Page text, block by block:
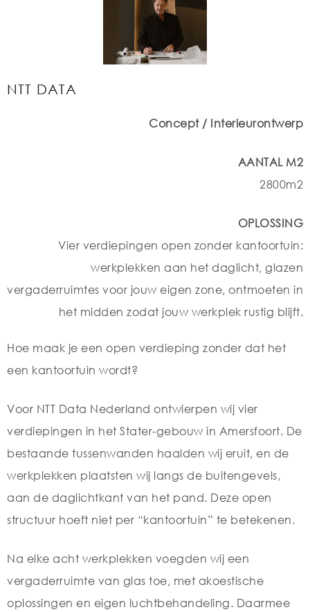
NTT DATA
Concept / Interieurontwerp
AANTAL M2
2800m2
OPLOSSING
Vier verdiepingen open zonder kantoortuin:
werkplekken aan het daglicht, glazen
vergaderruimtes voor jouw eigen zone, ontmoeten in
het midden zodat jouw werkplek rustig blijft.
Hoe maak je een open verdieping zonder dat het
een kantoortuin wordt?
Voor NTT Data Nederland ontwierpen wij vier
verdiepingen in het Stater-gebouw in Amersfoort. De
bestaande tussenwanden haalden wij eruit, en de
werkplekken plaatsten wij langs de buitengevels,
aan de daglichtkant van het pand. Deze open
structuur hoeft niet per “kantoortuin” te betekenen.
Na elke acht werkplekken voegden wij een
vergaderruimte van glas toe, met akoestische
oplossingen en eigen luchtbehandeling. Daarmee